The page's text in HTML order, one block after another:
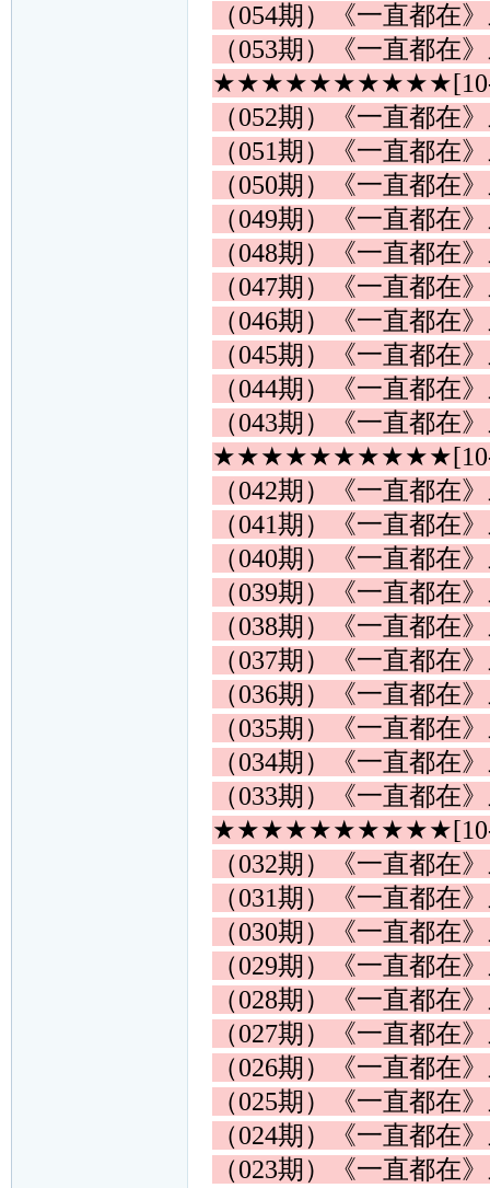
（054期）《一直都在
（053期）《一直都在
（052期）《一直都在
（051期）《一直都在
（050期）《一直都在
（049期）《一直都在
（048期）《一直都在
（047期）《一直都在
（046期）《一直都在
（045期）《一直都在
（044期）《一直都在
（043期）《一直都在
（042期）《一直都在
（041期）《一直都在
（040期）《一直都在
（039期）《一直都在
（038期）《一直都在
（037期）《一直都在
（036期）《一直都在
（035期）《一直都在
（034期）《一直都在
（033期）《一直都在
（032期）《一直都在
（031期）《一直都在
（030期）《一直都在
（029期）《一直都在
（028期）《一直都在
（027期）《一直都在
（026期）《一直都在
（025期）《一直都在
（024期）《一直都在
（023期）《一直都在